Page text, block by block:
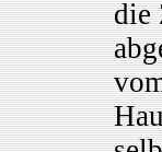
die